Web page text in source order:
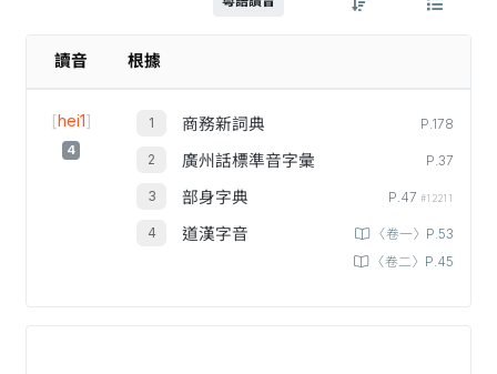
讀音 根據
[hei1]
4
商務新詞典 P.178
廣州話標準音字彙 P.37
部身字典 P.47 #12211
道漢字音
〈卷一〉P.53
〈卷二〉P.45